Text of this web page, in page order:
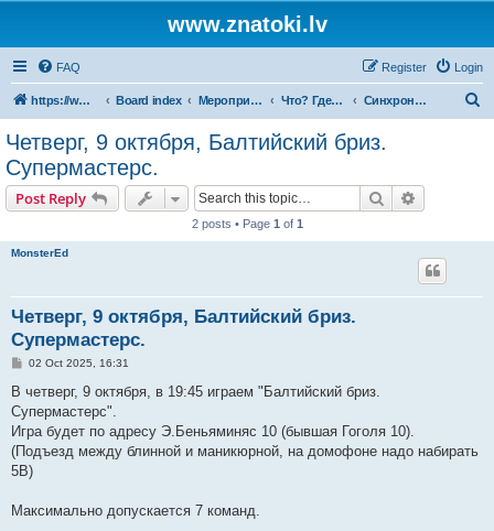
www.znatoki.lv
FAQ Login
Register
https://www.znatoki.lv/forum Board index Мероприятия рижского клуба знатоков. Что? Где? Когда? Синхронные турниры
Четверг, 9 октября, Балтийский бриз.
Супермастерс.
Post Reply Search
2 posts • Page 1 of 1
MonsterEd
Четверг, 9 октября, Балтийский бриз.
Супермастерс.
P
s
02 Oct 2025, 16:31
В четверг, 9 октября, в 19:45 играем "Балтийский бриз.
Супермастерс".
Игра будет по адресу Э.Беньяминяс 10 (бывшая Гоголя 10).
(Подъезд между блинной и маникюрной, на домофоне надо набирать
5В)
Максимально допускается 7 команд.